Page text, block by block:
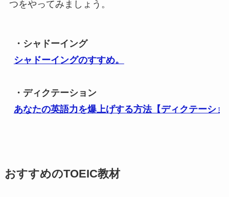
つをやってみましょう。
・シャドーイング
シャドーイングのすすめ。
・ディクテーション
あなたの英語力を爆上げする方法【ディクテーショ
おすすめのTOEIC教材